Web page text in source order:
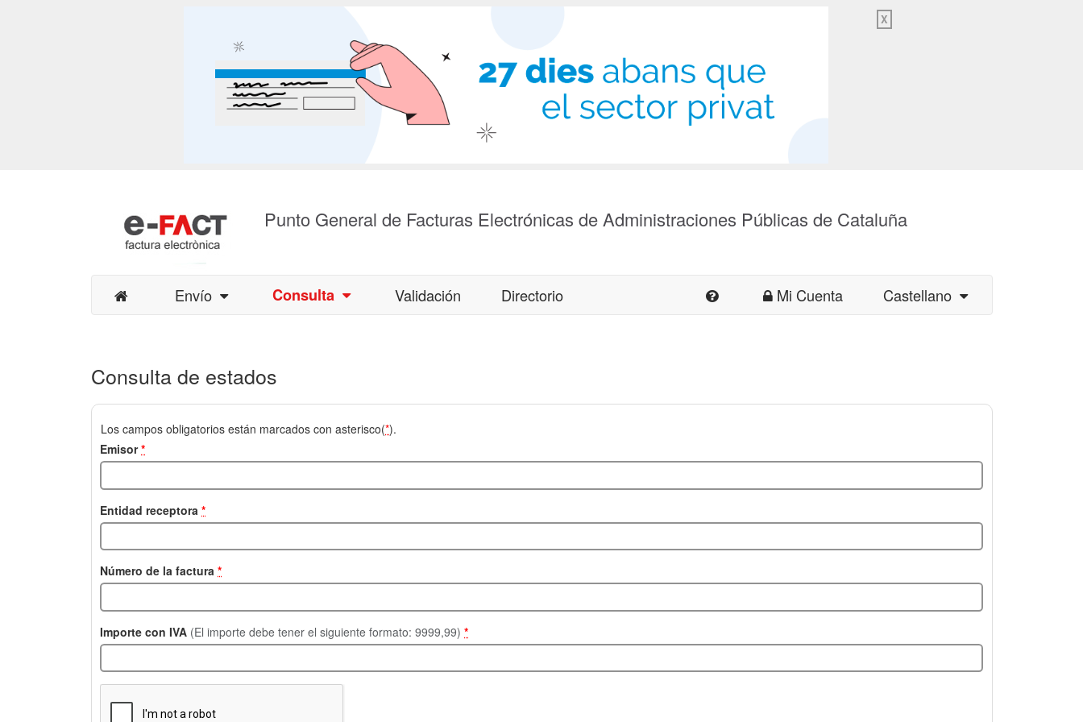
X
Punto General de Facturas Electrónicas de Administraciones Públicas de Cataluña
Envío Consulta Validación Directorio Mi Cuenta Castellano
Consulta de estados
Los campos obligatorios están marcados con asterisco(*).
Emisor*
Entidad receptora *
Número de la factura *
Importe con IVA (El importe debe tener el siguiente formato: 9999,99) *